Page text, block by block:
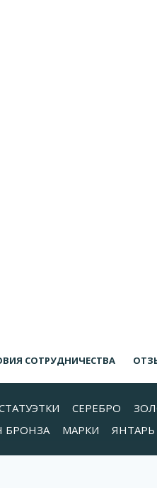
СОТРУДНИЧЕСТВА
СЕРЕБРО
БРОНЗА МАРКИ ЯНТАРЬ